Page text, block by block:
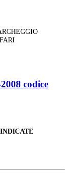
codice